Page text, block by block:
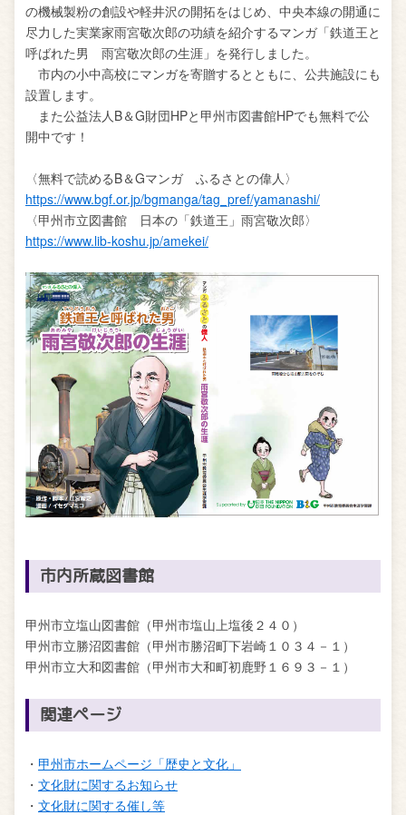
の機械製粉の創設や軽井沢の開拓をはじめ、中央本線の開通に
尽力した実業家雨宮敬次郎の功績を紹介するマンガ「鉄道王と
呼ばれた男 雨宮敬次郎の生涯」を発行しました。
市内の小中高校にマンガを寄贈するとともに、公共施設にも
設置します。
また公益法人B＆G財団HPと甲州市図書館HPでも無料で公
開中です！
〈無料で読めるB＆Gマンガ ふるさとの偉人〉
https://www.bgf.or.jp/bgmanga/tag_pref/yamanashi/
〈甲州市立図書館 日本の「鉄道王」雨宮敬次郎〉
https://www.lib-koshu.jp/amekei/
市内所蔵図書館
甲州市立塩山図書館（甲州市塩山上塩後２４０）
甲州市立勝沼図書館（甲州市勝沼町下岩崎１０３４－１）
甲州市立大和図書館（甲州市大和町初鹿野１６９３－１）
関連ページ
・ 甲州市ホームページ「歴史と文化」
・ 文化財に関するお知らせ
・ 文化財に関する催し等